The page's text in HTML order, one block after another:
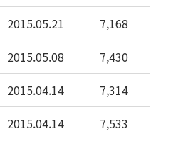
2015.05.21
7,168
2015.05.08
7,430
2015.04.14
7,314
2015.04.14
7,533